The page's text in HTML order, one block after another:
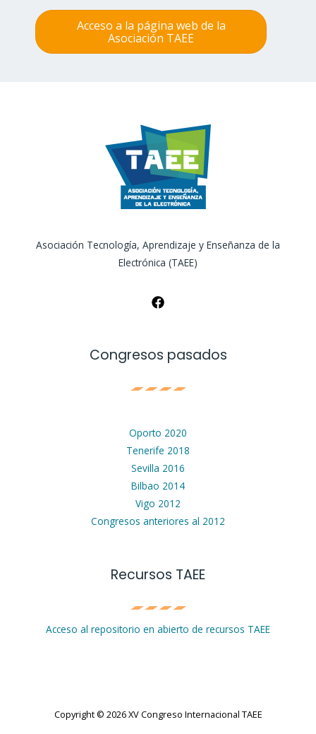
Acceso a la página web de la
Asociación TAEE
Asociación Tecnología, Aprendizaje y Enseñanza de la
Electrónica (TAEE)
Congresos pasados
Oporto 2020
Tenerife 2018
Sevilla 2016
Bilbao 2014
Vigo 2012
Congresos anteriores al 2012
Recursos TAEE
Acceso al repositorio en abierto de recursos TAEE
Copyright © 2026 XV Congreso Internacional TAEE